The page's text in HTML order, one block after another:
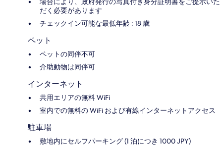
だく必要があります
チェックイン可能な最低年齢 : 18 歳
ペット
ペットの同伴不可
介助動物は同伴可
インターネット
共用エリアの無料 WiFi
室内での無料の WiFi および有線インターネットアクセス
駐車場
敷地内にセルフパーキング (1 泊につき 1000 JPY)